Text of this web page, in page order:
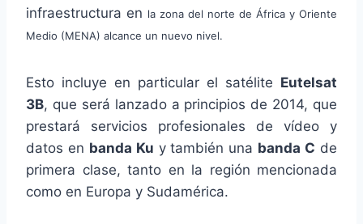
infraestructura en la zona del norte de África y Oriente
Medio (MENA) alcance un nuevo nivel.
Esto incluye en particular el satélite Eutelsat
3B, que será lanzado a principios de 2014, que
prestará servicios profesionales de vídeo y
datos en banda Ku y también una banda C de
primera clase, tanto en la región mencionada
como en Europa y Sudamérica.